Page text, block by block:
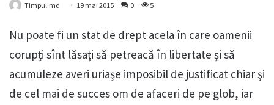
Timpul.md 19 mai 2015 0 5
Nu poate fi un stat de drept acela în care oamenii
corupţi sînt lăsaţi să petreacă în libertate şi să
acumuleze averi uriaşe imposibil de justificat chiar şi
de cel mai de succes om de afaceri de pe glob, iar